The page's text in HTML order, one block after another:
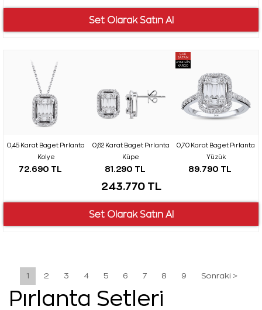
0,45 Karat Baget Pırlanta
Kolye
72.690 TL
0,62 Karat Baget Pırlanta
Küpe
81.290 TL
ÇOK
SATAN
AYNI GÜN
KARGO
0,70 Karat Baget Pırlanta
Yüzük
89.790 TL
243.770 TL
1 2 3 4 5 6 7 8 9 Sonraki >
Pırlanta Setleri